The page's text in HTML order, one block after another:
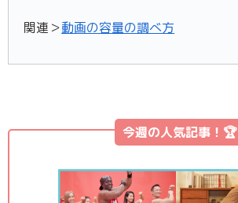
関連＞動画の容量の調べ方
今週の人気記事！🏆